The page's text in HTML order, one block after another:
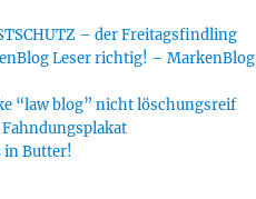
– der Freitagsfindling
Leser richtig! – MarkenBlog
“law blog” nicht löschungsreif
Fahndungsplakat
in Butter!